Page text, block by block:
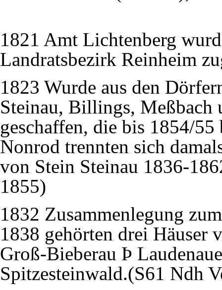
1821 Amt Lichtenberg
Landratsbezirk Reinheim
1823 Wurde aus den
Steinau, Billings, Meßbach
geschaffen, die bis 1854/
Nonrod trennten sich
von Stein Steinau 1836-
1855)
1832 Zusammenlegung
1838 gehörten drei Häuser
Groß-Bieberau Þ
Spitzesteinwald.(S61 Ndh